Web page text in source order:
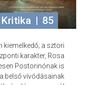
Kritika | 85
kiemelkedő; a sztori
karakter, Rosa
Postorinónak is
belső vívódásainak